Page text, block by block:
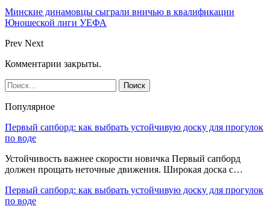
Минские динамовцы сыграли вничью в квалификации
Юношеской лиги УЕФА
Prev Next
Комментарии закрыты.
Популярное
Первый сапборд: как выбрать устойчивую доску для прогулок
по воде
Устойчивость важнее скорости новичка Первый сапборд
должен прощать неточные движения. Широкая доска с…
Первый сапборд: как выбрать устойчивую доску для прогулок
по воде